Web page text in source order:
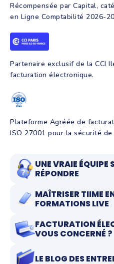
Récompensée par Capital,
en Ligne Comptabilité 2026-
Partenaire exclusif de la CCI
facturation électronique.
Plateforme Agréée de
ISO 27001 pour la sécurité
UNE VRAIE ÉQUIPE
RÉPONDRE
MAÎTRISER TIIME
FORMATIONS LIVE
FACTURATION
VOUS CONCERNÉ ?
LE BLOG DES